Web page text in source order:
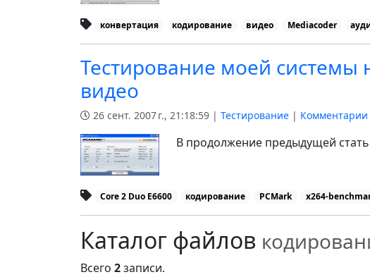
конвертация кодирование видео Mediacoder
Тестирование моей системы
видео
26 сент. 2007 г., 21:18:59 | Тестирование | Комментарии
В продолжение предыдущей
Core 2 Duo E6600 кодирование PCMark x264-
Каталог файлов
Всего 2записи.